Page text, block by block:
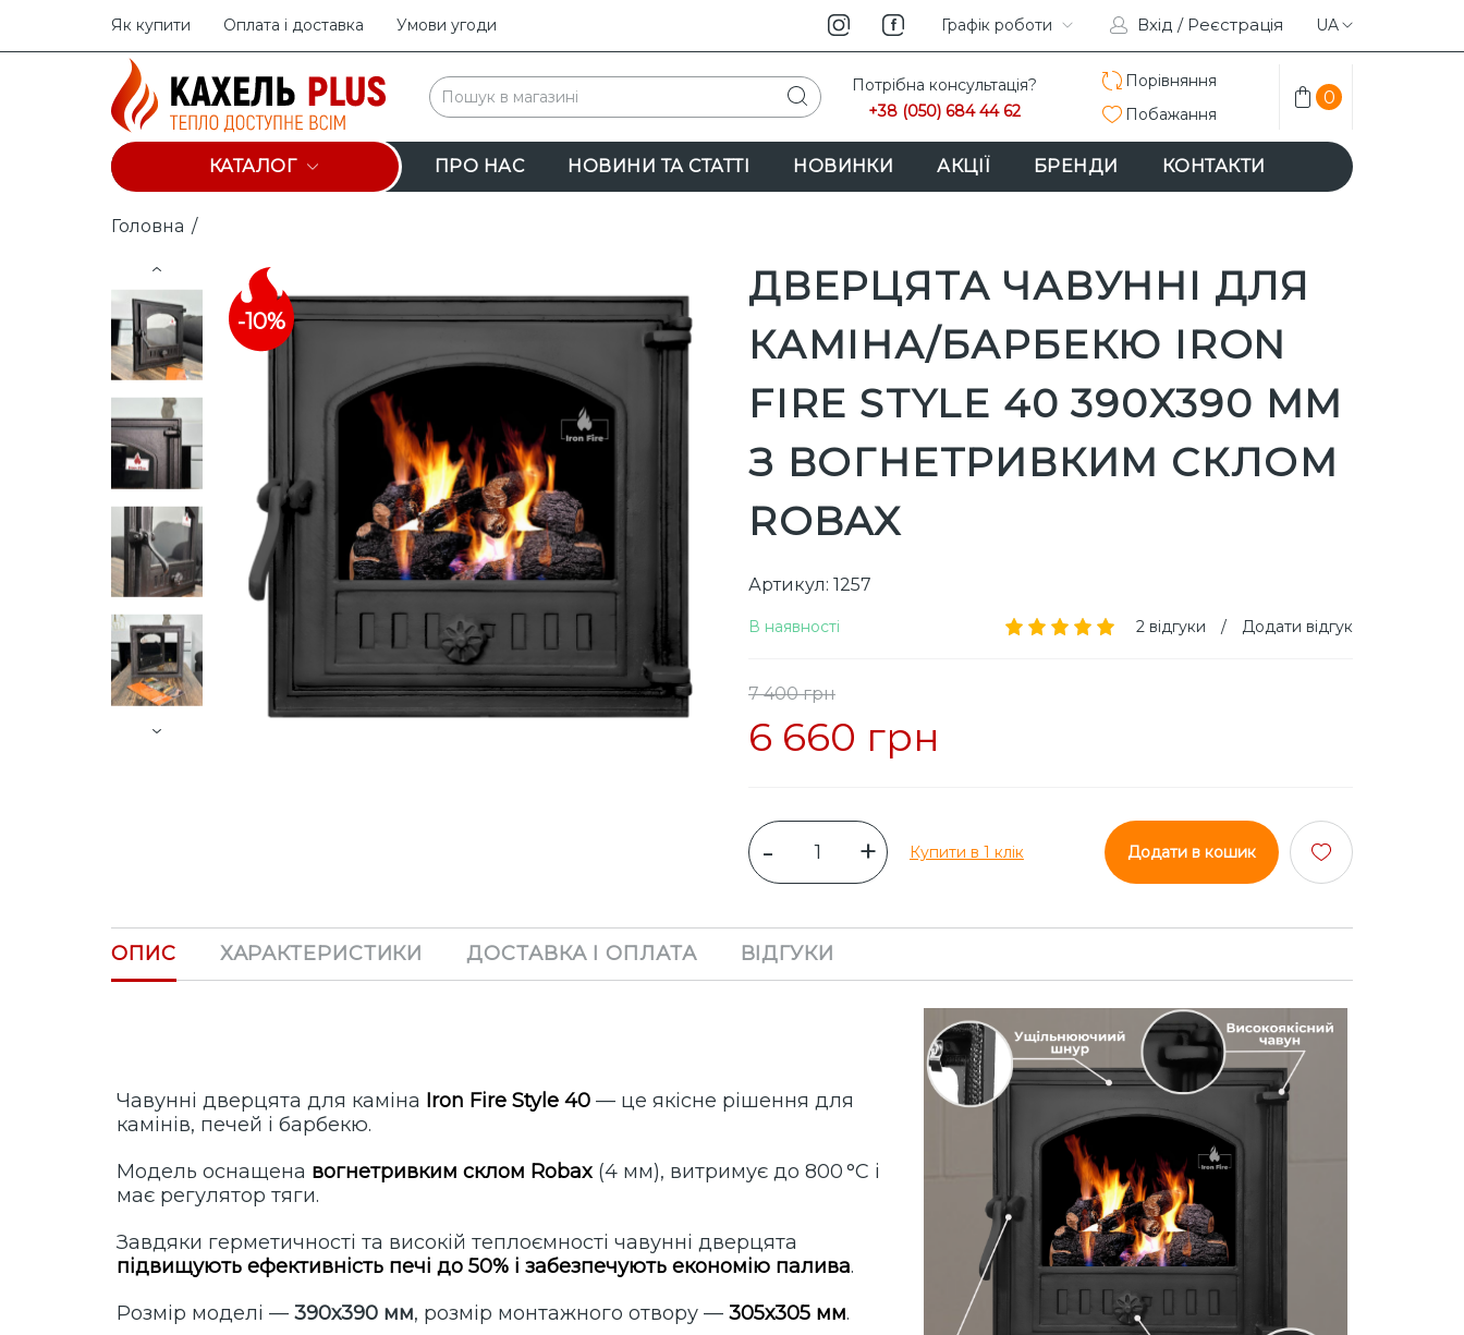
Як купити Оплата і доставка Умови угоди INSTAGRAMFACEBOOK
Графік роботи Вхід / Реєстрація UA
Потрібна консультація?
+38 (050) 684 44 62
Порівняння
Побажання
0
КАТАЛОГ ПРО НАС НОВИНИ ТА СТАТТІ НОВИНКИ АКЦІЇ БРЕНДИ КОНТАКТИ
Головна /
-10%
Prev
ДВЕРЦЯТА ЧАВУННІ ДЛЯ
КАМІНА/БАРБЕКЮ IRON
FIRE STYLE 40 390Х390 ММ
З ВОГНЕТРИВКИМ СКЛОМ
ROBAX
Артикул: 1257
В наявності 2 відгуки / Додати відгук
7 400 грн
6 660 грн
- + Купити в 1 клік Додати в кошик
ОПИС ХАРАКТЕРИСТИКИ ДОСТАВКА І ОПЛАТА ВІДГУКИ
Чавунні дверцята для каміна Iron Fire Style 40 — це якісне рішення для
камінів, печей і барбекю.
Модель оснащена вогнетривким склом Robax(4 мм), витримує до 800 °C і
має регулятор тяги.
Завдяки герметичності та високій теплоємності чавунні дверцята
підвищують ефективність печі до 50% і забезпечують економію палива.
Розмір моделі — 390х390 мм, розмір монтажного отвору — 305х305 мм.